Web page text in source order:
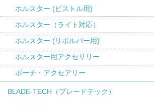
ホルスター (ピストル用)
ホルスター（ライト対応）
ホルスター (リボルバー用)
ホルスター用アクセサリー
ポーチ・アクセアリー
BLADE-TECH（ブレードテック）